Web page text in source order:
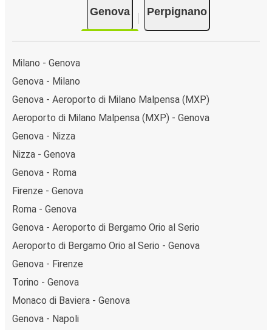
Genova Perpignano
Milano - Genova
Genova - Milano
Genova - Aeroporto di Milano Malpensa (MXP)
Aeroporto di Milano Malpensa (MXP) - Genova
Genova - Nizza
Nizza - Genova
Genova - Roma
Firenze - Genova
Roma - Genova
Genova - Aeroporto di Bergamo Orio al Serio
Aeroporto di Bergamo Orio al Serio - Genova
Genova - Firenze
Torino - Genova
Monaco di Baviera - Genova
Genova - Napoli